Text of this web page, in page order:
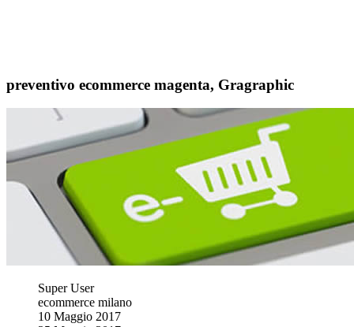
preventivo ecommerce magenta, Gragraphic
Super User
ecommerce milano
10 Maggio 2017